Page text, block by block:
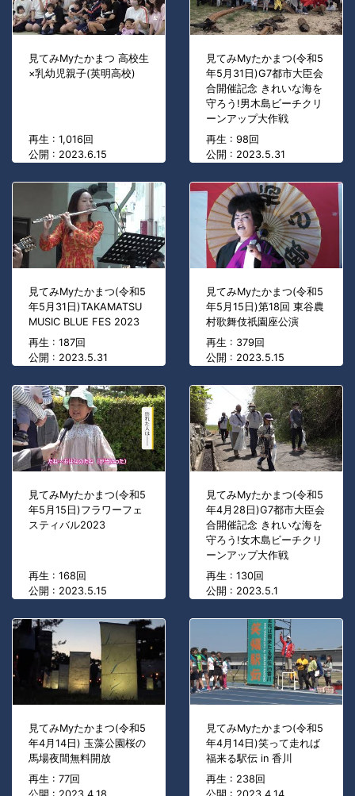
見てみMyたかまつ 高校生
×乳幼児親子(英明高校)
再生 : 1,016回
公開 : 2023.6.15
見てみMyたかまつ(令和5
年5月31日)G7都市大臣会
合開催記念 きれいな海を
守ろう!男木島ビーチクリ
ーンアップ大作戦
再生 : 98回
公開 : 2023.5.31
見てみMyたかまつ(令和5
年5月31日)TAKAMATSU
MUSIC BLUE FES 2023
再生 : 187回
公開 : 2023.5.31
見てみMyたかまつ(令和5
年5月15日)第18回 東谷農
村歌舞伎祇園座公演
再生 : 379回
公開 : 2023.5.15
見てみMyたかまつ(令和5
年5月15日)フラワーフェ
スティバル2023
再生 : 168回
公開 : 2023.5.15
見てみMyたかまつ(令和5
年4月28日)G7都市大臣会
合開催記念 きれいな海を
守ろう!女木島ビーチクリ
ーンアップ大作戦
再生 : 130回
公開 : 2023.5.1
見てみMyたかまつ(令和5
年4月14日) 玉藻公園桜の
馬場夜間無料開放
再生 : 77回
見てみMyたかまつ(令和5
年4月14日)笑って走れば
福来る駅伝 in 香川
再生 : 238回